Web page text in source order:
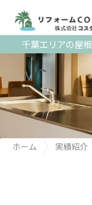
千葉エリアの屋
ホーム
実績紹介